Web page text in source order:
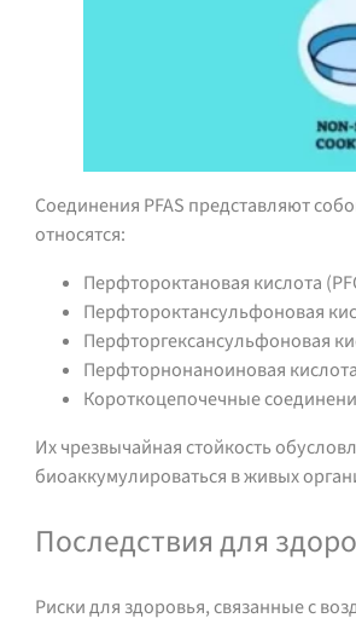
Соединения PFAS представляют
относятся:
Перфтороктановая кислота
Перфтороктансульфоновая
Перфторгексансульфоновая
Перфторнонаноиновая
Короткоцепочечные
Их чрезвычайная стойкость
биоаккумулироваться в живых
Последствия для
Риски для здоровья, связанные с